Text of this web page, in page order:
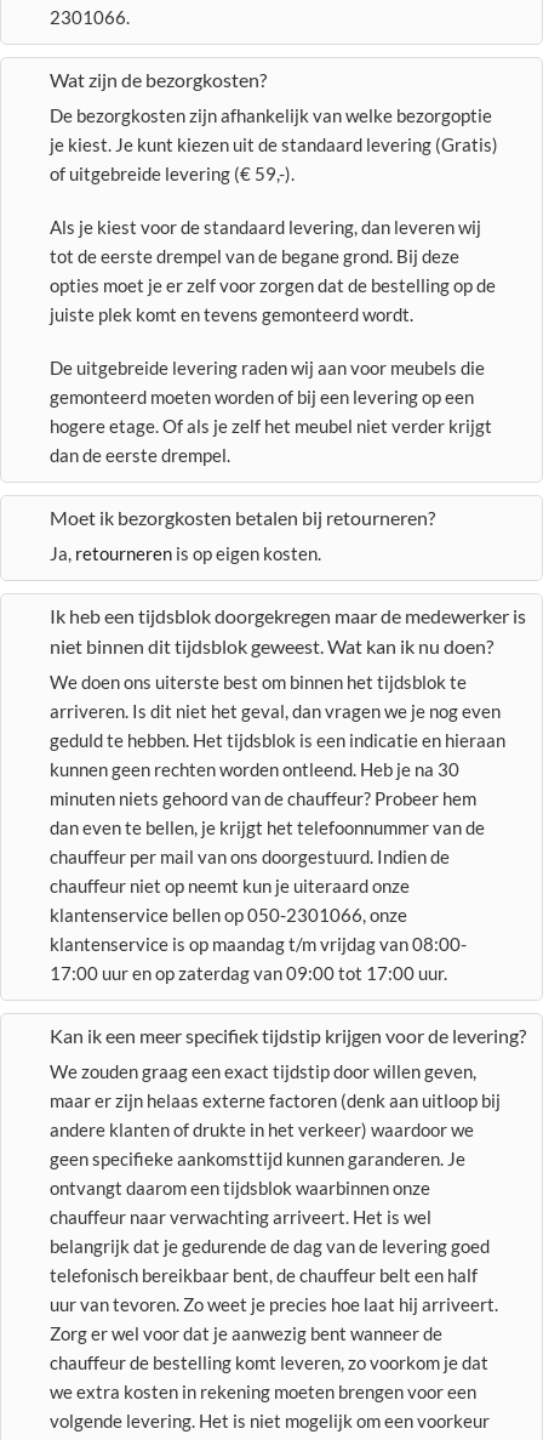
2301066.
Wat zijn de bezorgkosten?
De bezorgkosten zijn afhankelijk van welke bezorgoptie
je kiest. Je kunt kiezen uit de standaard levering (Gratis)
of uitgebreide levering (€ 59,-).
Als je kiest voor de standaard levering, dan leveren wij
tot de eerste drempel van de begane grond. Bij deze
opties moet je er zelf voor zorgen dat de bestelling op de
juiste plek komt en tevens gemonteerd wordt.
De uitgebreide levering raden wij aan voor meubels die
gemonteerd moeten worden of bij een levering op een
hogere etage. Of als je zelf het meubel niet verder krijgt
dan de eerste drempel.
Moet ik bezorgkosten betalen bij retourneren?
Ja, retourneren is op eigen kosten.
Ik heb een tijdsblok doorgekregen maar de medewerker is
niet binnen dit tijdsblok geweest. Wat kan ik nu doen?
We doen ons uiterste best om binnen het tijdsblok te
arriveren. Is dit niet het geval, dan vragen we je nog even
geduld te hebben. Het tijdsblok is een indicatie en hieraan
kunnen geen rechten worden ontleend. Heb je na 30
minuten niets gehoord van de chauffeur? Probeer hem
dan even te bellen, je krijgt het telefoonnummer van de
chauffeur per mail van ons doorgestuurd. Indien de
chauffeur niet op neemt kun je uiteraard onze
klantenservice bellen op 050-2301066, onze
klantenservice is op maandag t/m vrijdag van 08:00-
17:00 uur en op zaterdag van 09:00 tot 17:00 uur.
Kan ik een meer specifiek tijdstip krijgen voor de levering?
We zouden graag een exact tijdstip door willen geven,
maar er zijn helaas externe factoren (denk aan uitloop bij
andere klanten of drukte in het verkeer) waardoor we
geen specifieke aankomsttijd kunnen garanderen. Je
ontvangt daarom een tijdsblok waarbinnen onze
chauffeur naar verwachting arriveert. Het is wel
belangrijk dat je gedurende de dag van de levering goed
telefonisch bereikbaar bent, de chauffeur belt een half
uur van tevoren. Zo weet je precies hoe laat hij arriveert.
Zorg er wel voor dat je aanwezig bent wanneer de
chauffeur de bestelling komt leveren, zo voorkom je dat
we extra kosten in rekening moeten brengen voor een
volgende levering. Het is niet mogelijk om een voorkeur